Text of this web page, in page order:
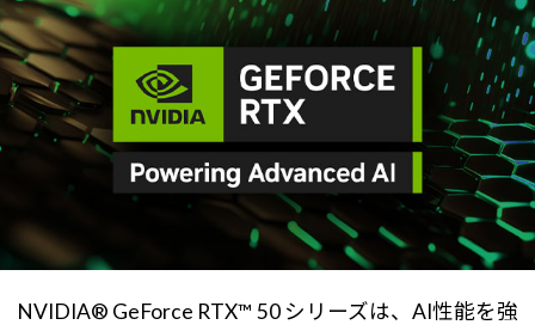
NVIDIA® GeForce RTX™ 50 シリーズは、AI性能を強